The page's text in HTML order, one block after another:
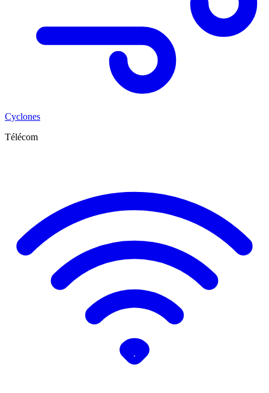
Cyclones
Télécom